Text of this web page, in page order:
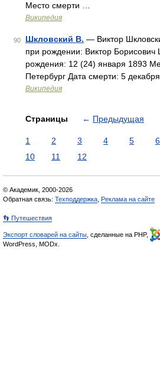
Место смерти …
Википедия
90 Шкловский В. — Виктор
при рождении: Виктор Борисович
рождения: 12 (24) января 1893
Петербург Дата смерти: 5
Википедия
Страницы ← Предыдущая
1 2 3 4 5 6
10
11 12
© Академик, 2000-2026
Обратная связь: Техподдержка Реклама на сайте
👣 Путешествия
Экспорт словарей на сайты , сделанные на PHP,
WordPress, MODx.